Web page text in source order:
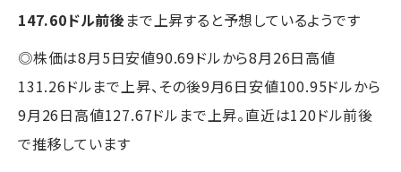
147.60ドル前後まで上昇すると予想しているようです
◎株価は8月5日安値90.69ドルから8月26日高値
131.26ドルまで上昇、その後9月6日安値100.95ドルから
9月26日高値127.67ドルまで上昇。直近は120ドル前後
で推移しています